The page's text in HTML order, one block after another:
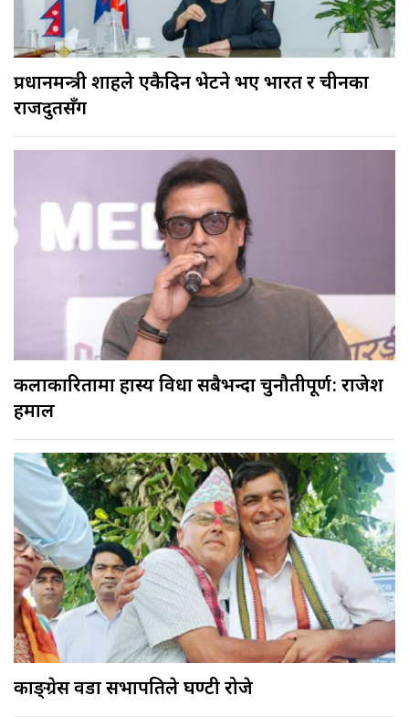
प्रधानमन्त्री शाहले एकैदिन भेटने भए भारत र चीनका
राजदुतसँग
कलाकारितामा हास्य विधा सबैभन्दा चुनौतीपूर्ण: राजेश
हमाल
काङ्ग्रेस वडा सभापतिले घण्टी रोजे